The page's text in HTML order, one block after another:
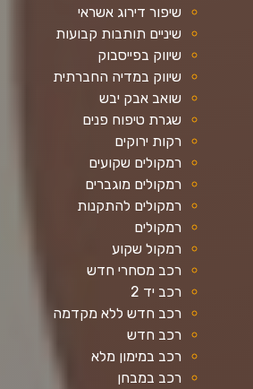
שיפור דירוג אשראי
שיניים תותבות קבועות
שיווק בפייסבוק
שיווק במדיה החברתית
שואב אבק יבש
שגרת טיפוח פנים
רקות ירוקים
רמקולים שקועים
רמקולים מוגברים
רמקולים להתקנות
רמקולים
רמקול שקוע
רכב מסחרי חדש
רכב יד 2
רכב חדש ללא מקדמה
רכב חדש
רכב במימון מלא
רכב במבחן